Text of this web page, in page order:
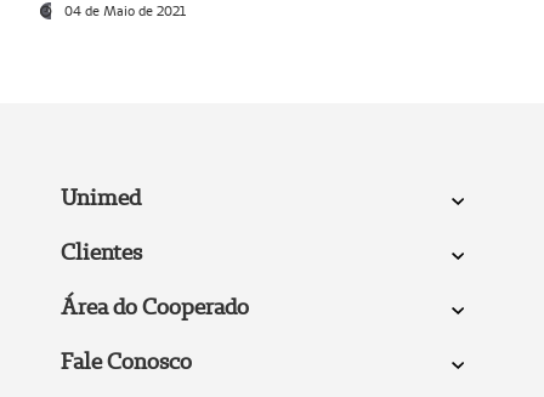
04 de Maio de 2021
Unimed
Clientes
Área do Cooperado
Fale Conosco